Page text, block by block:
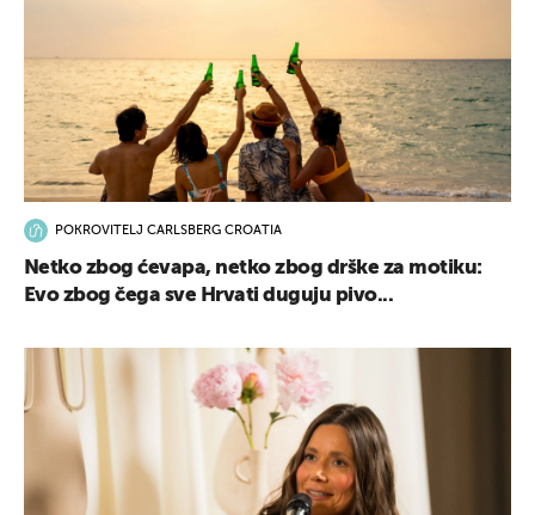
POKROVITELJ CARLSBERG CROATIA
Netko zbog ćevapa, netko zbog drške za motiku:
Evo zbog čega sve Hrvati duguju pivo...